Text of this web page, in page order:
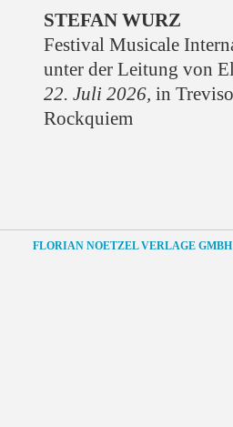
STEFAN WURZ
Festival Musicale
unter der Leitung von
22. Juli 2026, in
Rockquiem
FLORIAN NOETZEL VERLAGE GMBH